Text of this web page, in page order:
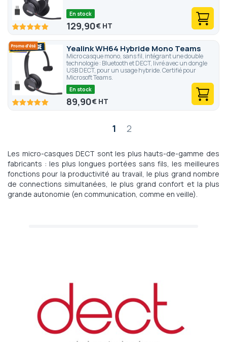
100 100
En stock
129,90€
Yealink WH64 Hybride Mono Teams
Micro casque mono, sans fil, intégrant une double
technologie : Bluetooth et DECT, livré avec un dongle
USB DECT, pour un usage hybride. Certifié pour
Microsoft Teams.
100 100
En stock
89,90€
1 2
Les micro-casques DECT sont les plus hauts-de-gamme des
fabricants : les plus longues portées sans fils, les meilleures
fonctions pour la productivité au travail, le plus grand nombre
de connections simultanées, le plus grand confort et la plus
grande autonomie (en communication, comme en veille).